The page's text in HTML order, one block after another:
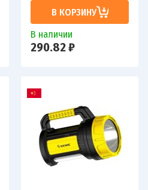
В КОРЗИНУ
В наличии
290.82 ₽